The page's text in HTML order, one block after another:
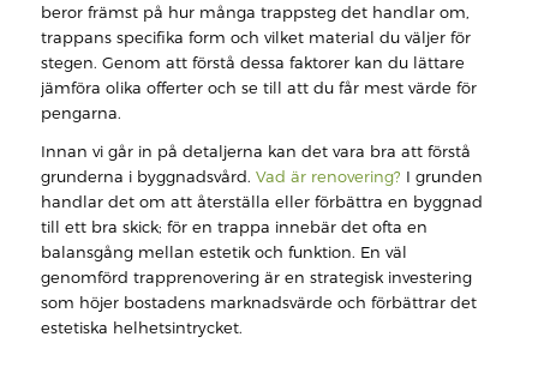
beror främst på hur många trappsteg det handlar om,
trappans specifika form och vilket material du väljer för
stegen. Genom att förstå dessa faktorer kan du lättare
jämföra olika offerter och se till att du får mest värde för
pengarna.
Innan vi går in på detaljerna kan det vara bra att förstå
grunderna i byggnadsvård. Vad är renovering? I grunden
handlar det om att återställa eller förbättra en byggnad
till ett bra skick; för en trappa innebär det ofta en
balansgång mellan estetik och funktion. En väl
genomförd trapprenovering är en strategisk investering
som höjer bostadens marknadsvärde och förbättrar det
estetiska helhetsintrycket.